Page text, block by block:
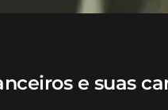
e suas